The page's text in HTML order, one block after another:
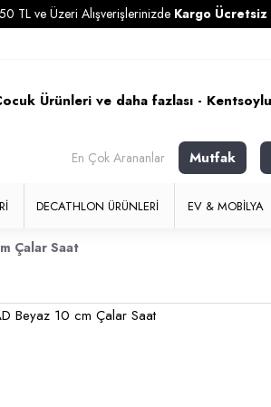
Üzeri AlışverişlerinizdeKargo Ücretsiz
En Çok Arananlar Mutfak
DECATHLON ÜRÜNLERI EV & MOBILYA
Çalar Saat